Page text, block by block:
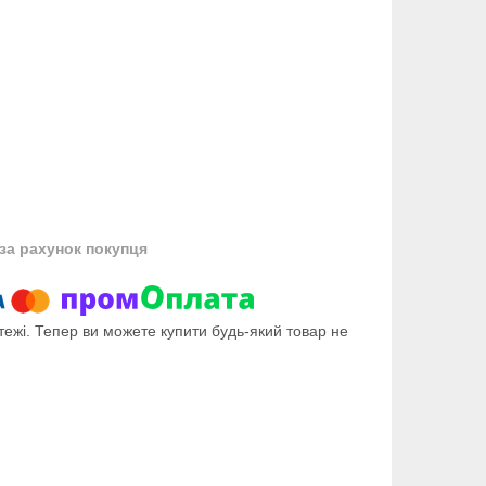
рахунок покупця
Тепер ви можете купити будь-який товар не